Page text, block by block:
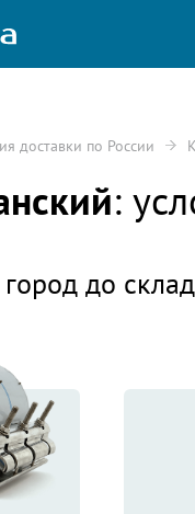
доставки по России К
:
до